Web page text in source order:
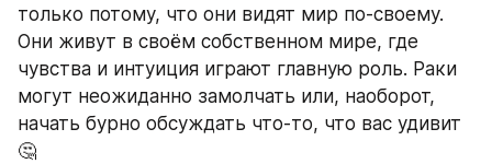
только потому, что они видят мир по-своему.
Они живут в своём собственном мире, где
чувства и интуиция играют главную роль. Раки
могут неожиданно замолчать или, наоборот,
начать бурно обсуждать что-то, что вас удивит
🤔